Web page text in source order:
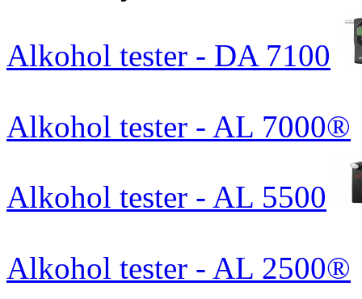
Alkohol tester - DA 7100
Alkohol tester - AL 7000®
Alkohol tester - AL 5500
Alkohol tester - AL 2500®